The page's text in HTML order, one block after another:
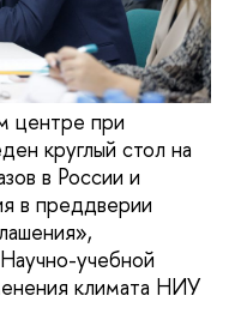
центре при
круглый стол на
в России и
в преддверии
учебной
климата НИУ